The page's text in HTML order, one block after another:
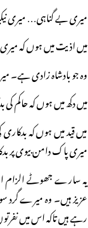
میری بے گناہی… میری
میں اذیت میں ہوں کہ
وہ جو بادشاہ زادی ہے۔
میں دکھ میں ہوں کہ حاکم
میں قید میں ہوں کہ
میری پاک دامن بیوی پر
یہ سارے جھوٹے الزام
عزیز ہیں۔ وہ میرے گرد
رہے ہیں تاکہ اس میں